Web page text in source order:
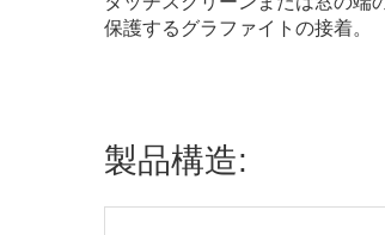
保護するグラファイトの接着。
製品構造: